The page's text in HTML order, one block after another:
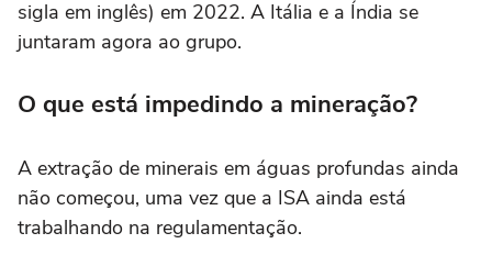
sigla em inglês) em 2022. A Itália e a Índia se
juntaram agora ao grupo.
O que está impedindo a mineração?
A extração de minerais em águas profundas ainda
não começou, uma vez que a ISA ainda está
trabalhando na regulamentação.